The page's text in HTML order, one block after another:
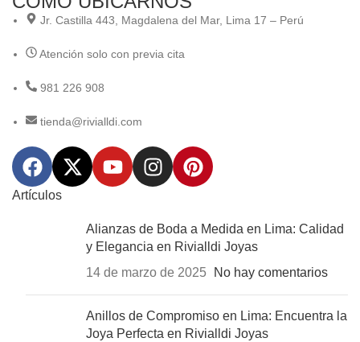
Jr. Castilla 443, Magdalena del Mar, Lima 17 – Perú
Atención solo con previa cita
981 226 908
tienda@rivialldi.com
Artículos
Alianzas de Boda a Medida en Lima: Calidad
y Elegancia en Rivialldi Joyas
14 de marzo de 2025
No hay comentarios
Anillos de Compromiso en Lima: Encuentra la
Joya Perfecta en Rivialldi Joyas